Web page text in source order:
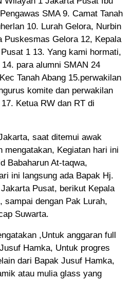
SMA 9. Camat Tanah
10. Lurah Gelora, Nurbin
Puskesmas Gelora 12, Kepala
1 13. Yang kami hormati,
para alumni SMAN 24
Tanah Abang 15.perwakilan
komite dan perwakilan
Ketua RW dan RT di
saat ditemui awak
mengatakan, Kegiatan hari ini
Babaharun At-taqwa,
ini langsung ada Bapak Hj.
Pusat, berikut Kepala
sampai dengan Pak Lurah,
Suwarta.
,Untuk anggaran full
Hamka, Untuk progres
dari Bapak Jusuf Hamka,
atau mulia glass yang